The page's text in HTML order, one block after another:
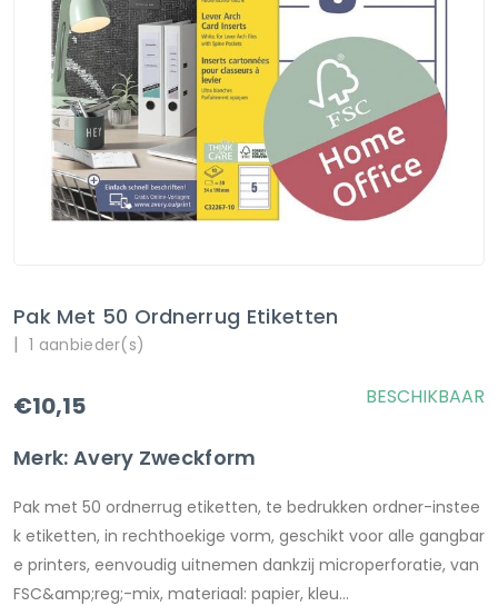
Pak Met 50 Ordnerrug Etiketten
| 1 aanbieder(s)
€10,15
Merk: Avery Zweckform
BESCHIKBAAR
Pak met 50 ordnerrug etiketten, te bedrukken ordner-instee
k etiketten, in rechthoekige vorm, geschikt voor alle gangbar
e printers, eenvoudig uitnemen dankzij microperforatie, van
FSC&amp;reg;-mix, materiaal: papier, kleu...